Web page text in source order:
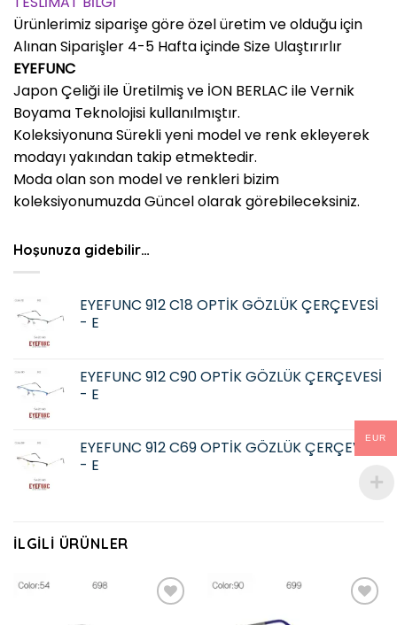
Ürünlerimiz siparişe göre özel üretim ve olduğu için
Alınan Siparişler 4-5 Hafta içinde Size Ulaştırırlır
EYEFUNC
Japon Çeliği ile Üretilmiş ve İON BERLAC ile Vernik
Boyama Teknolojisi kullanılmıştır.
Koleksiyonuna Sürekli yeni model ve renk ekleyerek
modayı yakından takip etmektedir.
Moda olan son model ve renkleri bizim
koleksiyonumuzda Güncel olarak görebileceksiniz.
Hoşunuza gidebilir…
EYEFUNC 912 C18 OPTİK GÖZLÜK ÇERÇEVESİ
- E
EYEFUNC 912 C90 OPTİK GÖZLÜK ÇERÇEVESİ
- E
EYEFUNC 912 C69 OPTİK GÖZLÜK ÇERÇEVESİ
- E
İLGILI ÜRÜNLER
EUR